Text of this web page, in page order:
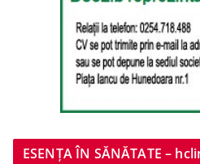
ESENȚA ÎN SĂNĂTATE –